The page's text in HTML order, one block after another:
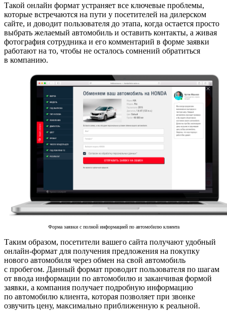
Такой онлайн формат устраняет все ключевые проблемы,
которые встречаются на пути у посетителей на дилерском
сайте, и доводит пользователя до этапа, когда остается просто
выбрать желаемый автомобиль и оставить контакты, а живая
фотография сотрудника и его комментарий в форме заявки
работают на то, чтобы не осталось сомнений обратиться
в компанию.
Форма заявки с полной информацией по автомобилю клиента
Таким образом, посетители вашего сайта получают удобный
онлайн-формат для получения предложения на покупку
нового автомобиля через обмен на свой автомобиль
с пробегом. Данный формат проводит пользователя по шагам
от ввода информации по автомобилю и заканчивая формой
заявки, а компания получает подробную информацию
по автомобилю клиента, которая позволяет при звонке
озвучить цену, максимально приближенную к реальной.